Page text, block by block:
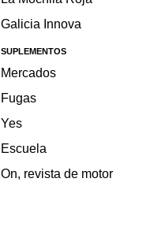
Galicia Innova
SUPLEMENTOS
Mercados
Fugas
Yes
Escuela
On, revista de motor